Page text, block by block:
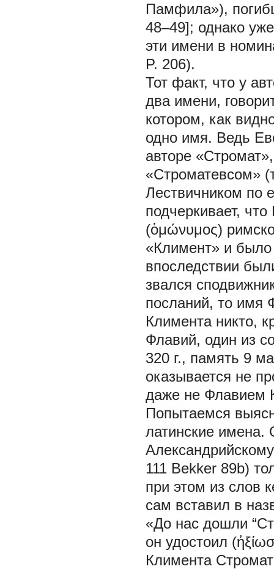
Памфила»),
48–49]; однако
эти имени в
P. 206).
Тот факт, что у
два имени,
котором, как
одно имя. Ведь
авторе
«Строматевсом»
Лествичником по
подчеркивает,
(ὁμώνυμος)
«Климент» и
впоследствии
звался
посланий, то имя
Климента никто,
Флавий, один из
320 г., память 9
оказывается не
даже не Флавием
Попытаемся
латинские имена.
111 Bekker 89b)
при этом из слов
сам вставил в
«До нас дошли
он удостоил
Климента